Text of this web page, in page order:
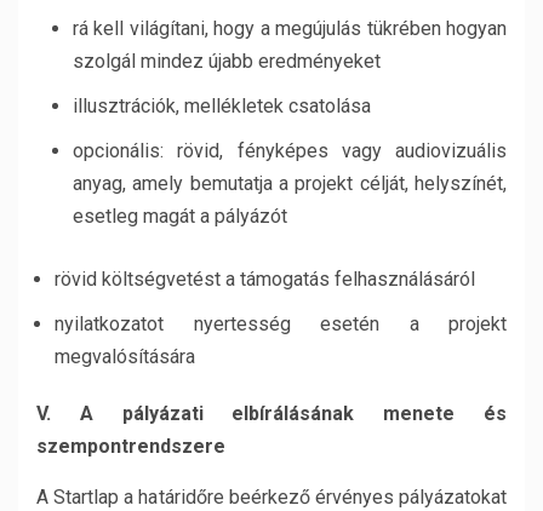
rá kell világítani, hogy a megújulás tükrében hogyan
szolgál mindez újabb eredményeket
illusztrációk, mellékletek csatolása
opcionális: rövid, fényképes vagy audiovizuális
anyag, amely bemutatja a projekt célját, helyszínét,
esetleg magát a pályázót
rövid költségvetést a támogatás felhasználásáról
nyilatkozatot nyertesség esetén a projekt
megvalósítására
V. A pályázati elbírálásának menete és
szempontrendszere
A Startlap a határidőre beérkező érvényes pályázatokat